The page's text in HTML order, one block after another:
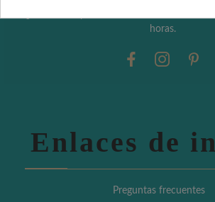
horas.
Enlaces de
Preguntas frecuentes